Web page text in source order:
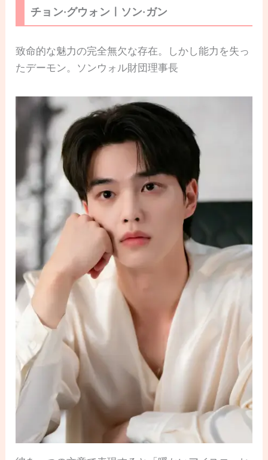
チョン·グウォンㅣソン·ガン
致命的な魅力の完全無欠な存在。しかし能力を失っ
たデーモン。ソンウォル財団理事長